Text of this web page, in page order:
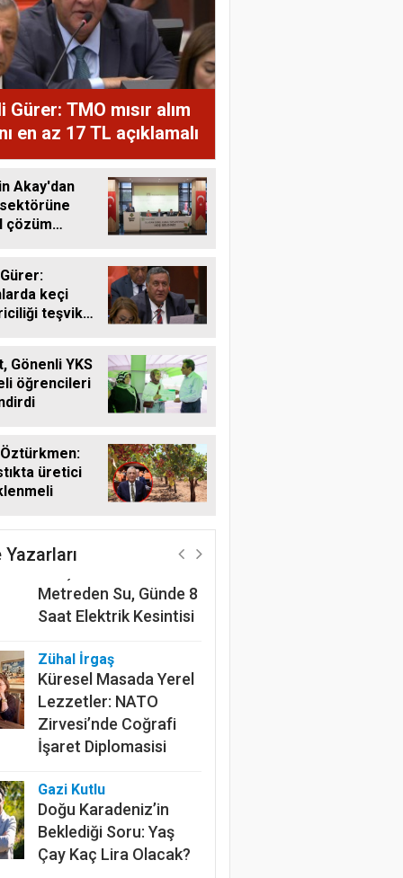
Gürer: TMO mısır alım
en az 17 TL açıklamalı
Akay'dan
çözüm
keçi
teşvik
Gönenli YKS
öğrencileri
üretici
Yazarları
Harun Göksel
220 Kilometrelik
Kanalın Sonundaki Acı
Metreden Su, Günde 8
Saat Elektrik Kesintisi
Zühal İrgaş
Küresel Masada Yerel
Lezzetler: NATO
Zirvesi’nde Coğrafi
İşaret Diplomasisi
Gazi Kutlu
Doğu Karadeniz’in
Beklediği Soru: Yaş
Çay Kaç Lira Olacak?